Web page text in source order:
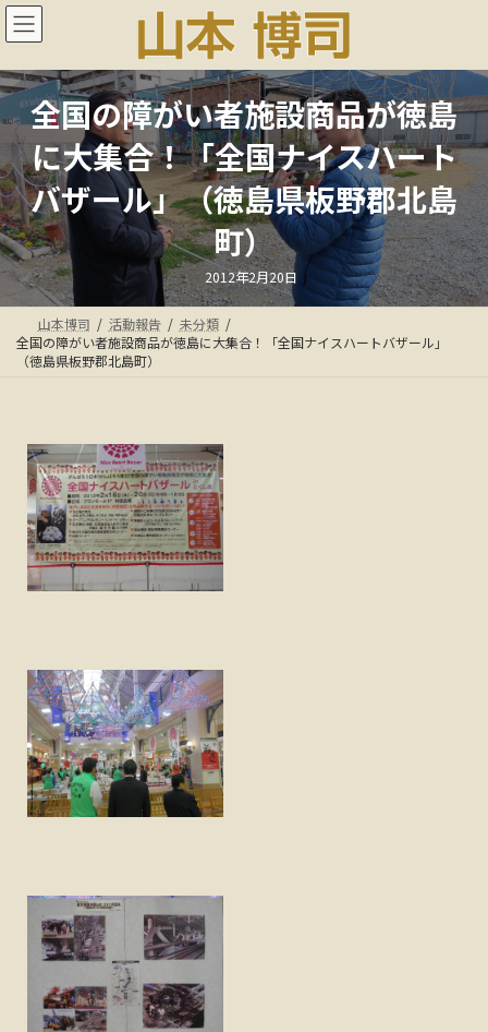
コ
ン
ン
ツ
へ
ス
キ
ッ
プ
ナ
ビ
ー
シ
ョ
ン
に
移
動
全国の障がい者施設商品が徳島
に大集合！「全国ナイスハート
バザール」（徳島県板野郡北島
町）
最
終
更
新
日
時
:
2012年2月20日
山本博司 活動報告
未分類
全国の障がい者施設商品が徳島に大集合！「全国ナイスハートバザール」
（徳島県板野郡北島町）